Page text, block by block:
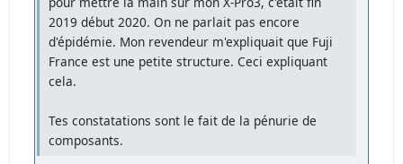
2019 début 2020. On ne parlait pas encore
d'épidémie. Mon revendeur m'expliquait que Fuji
France est une petite structure. Ceci expliquant
cela.
Tes constatations sont le fait de la pénurie de
composants.